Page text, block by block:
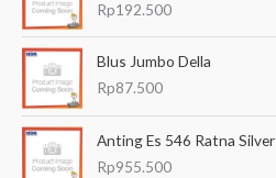
u
Rp192.500
Blus Jumbo Della
Rp87.500
Anting Es 546 Ratna Silver
Rp955.500